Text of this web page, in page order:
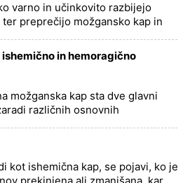
varno in učinkovito razbijejo
preprečijo možgansko kap in
in hemoragično
možganska kap sta dve glavni
različnih osnovnih
kot ishemična kap, se pojavi, ko je